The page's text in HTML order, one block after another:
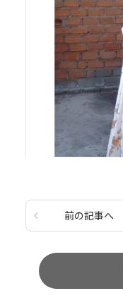
前の記事へ